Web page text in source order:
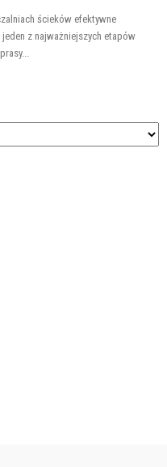
ścieków efektywne
z najważniejszych etapów